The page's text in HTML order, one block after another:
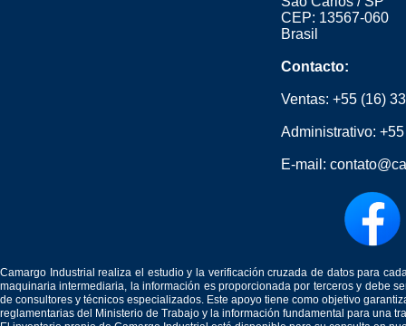
CEP: 13567-060
Brasil
Contacto:
Ventas: +55 (16)
Administrativo:
E-mail:
Camargo Industrial realiza el estudio y la verificación cruzada de datos para
maquinaria intermediaria, la información es proporcionada por terceros y debe
de consultores y técnicos especializados. Este apoyo tiene como objetivo
reglamentarias del Ministerio de Trabajo y la información fundamental para una